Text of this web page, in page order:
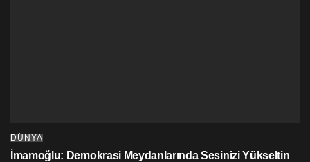
DÜNYA
İmamoğlu: Demokrasi Meydanlarında Sesinizi Yükseltin